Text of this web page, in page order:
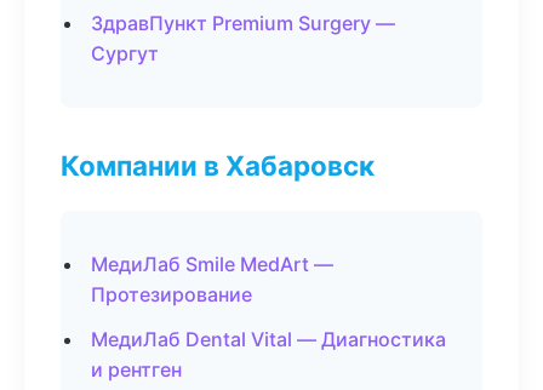
ЗдравПункт Premium Surgery —
Сургут
Компании в Хабаровск
МедиЛаб Smile MedArt —
Протезирование
МедиЛаб Dental Vital — Диагностика
и рентген